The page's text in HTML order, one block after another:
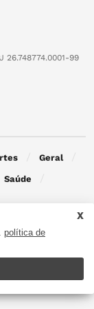
26.748774.0001-99
Geral
Saúde
política de